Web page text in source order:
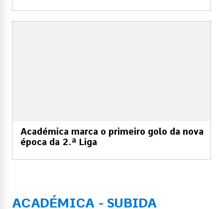
Académica marca o primeiro golo da nova
época da 2.ª Liga
ACADÉMICA - SUBIDA